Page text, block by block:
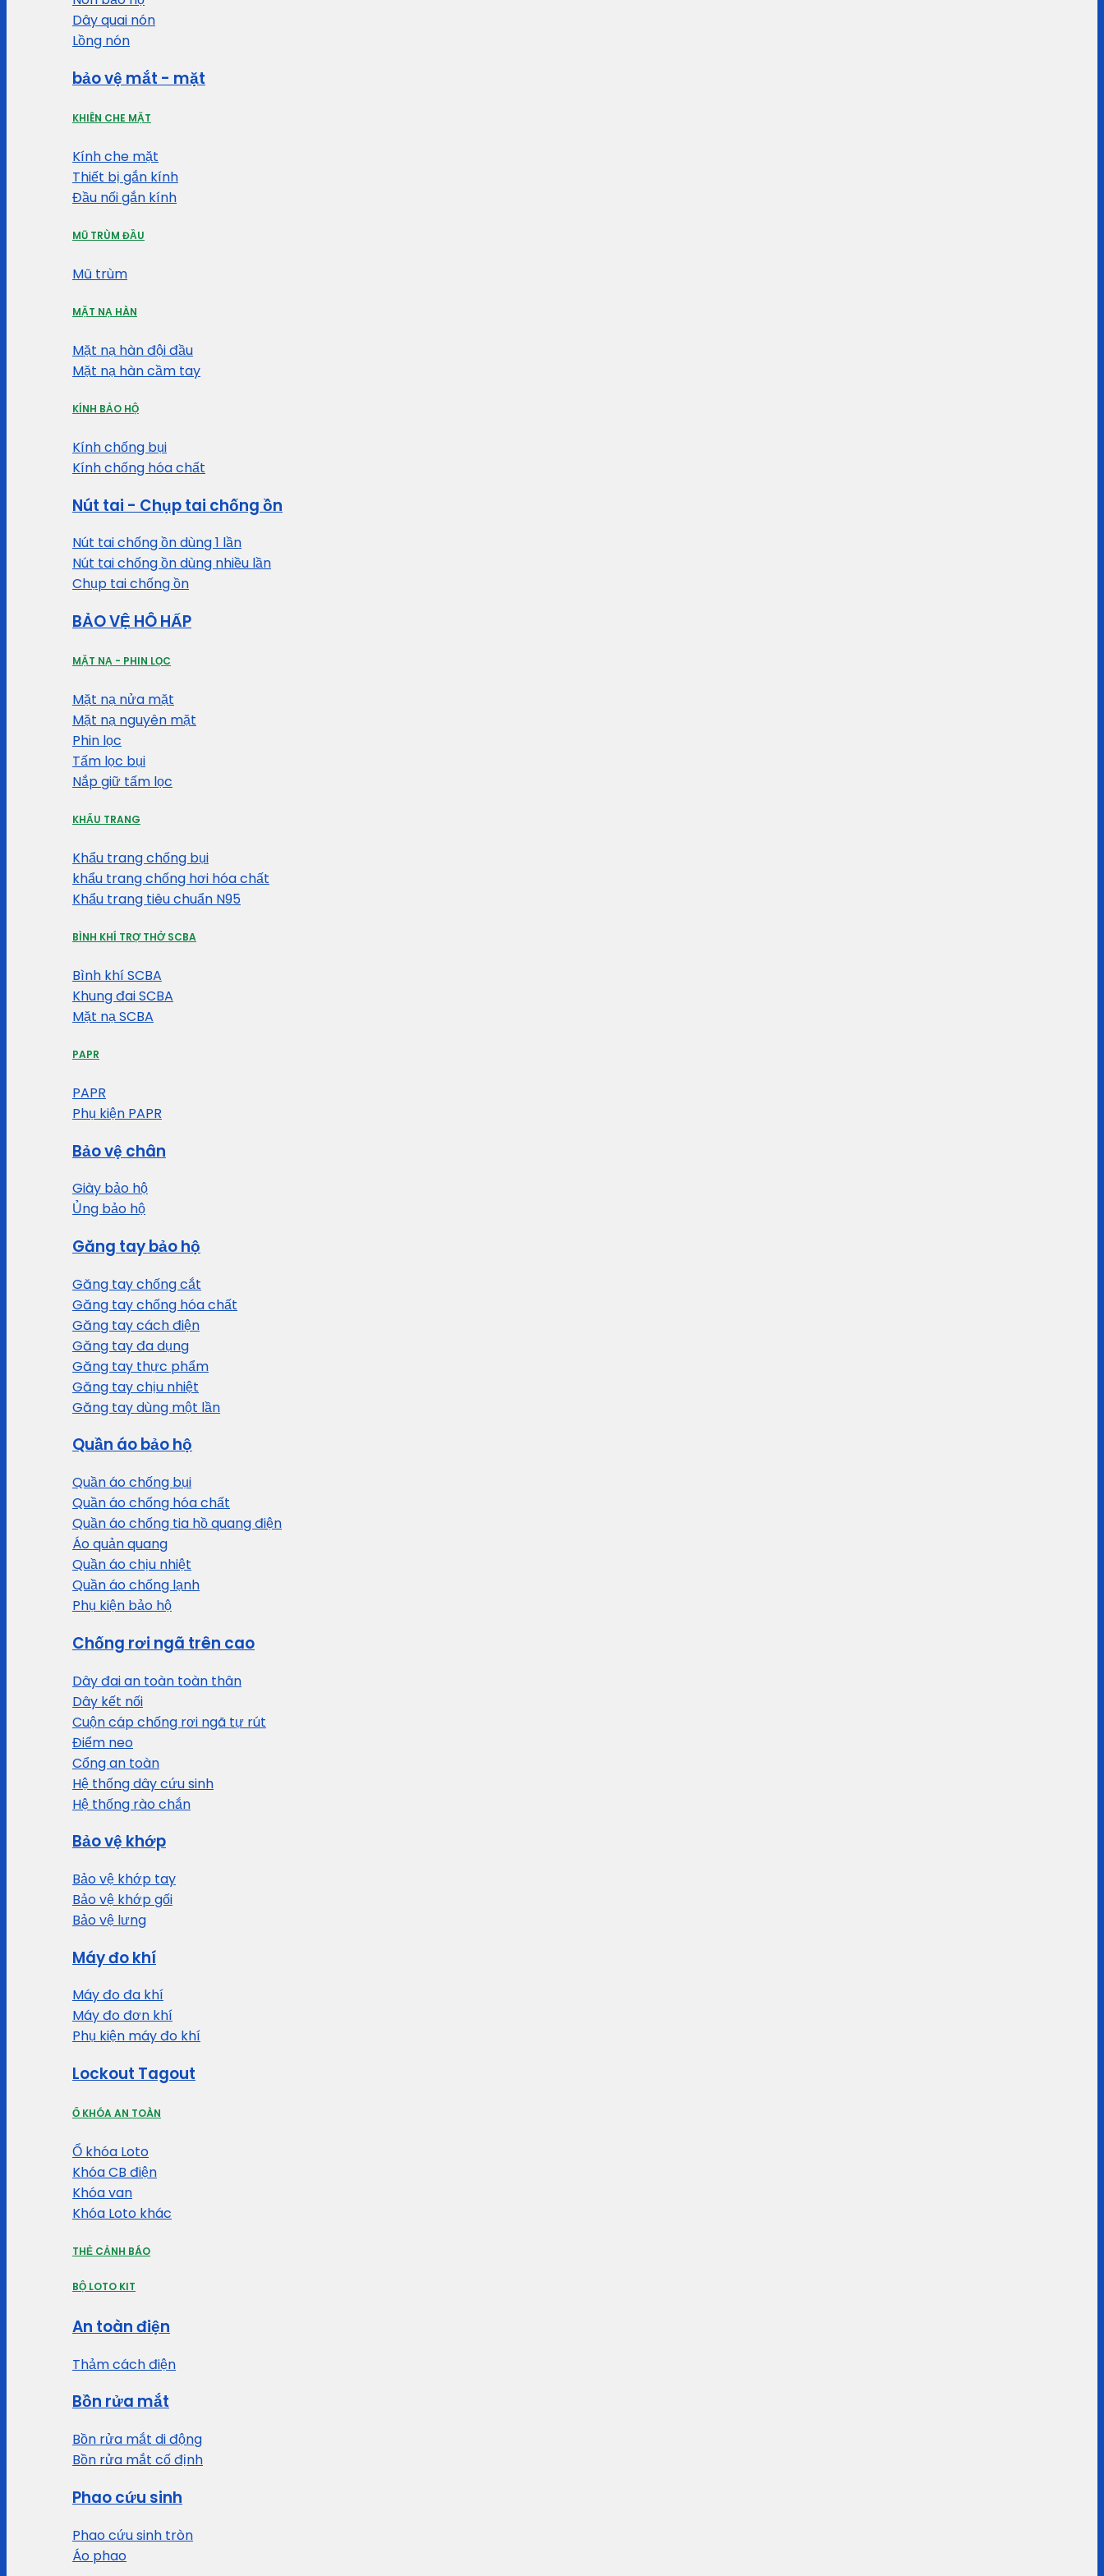
Dây quai nón
Lồng nón
bảo vệ mắt - mặt
KHIÊN CHE MẶT
Kính che mặt
Thiết bị gắn kính
Đầu nối gắn kính
MŨ TRÙM ĐẦU
Mũ trùm
MẶT NẠ HÀN
Mặt nạ hàn đội đầu
Mặt nạ hàn cầm tay
KÍNH BẢO HỘ
Kính chống bụi
Kính chống hóa chất
Nút tai - Chụp tai chống ồn
Nút tai chống ồn dùng 1 lần
Nút tai chống ồn dùng nhiều lần
Chụp tai chống ồn
BẢO VỆ HÔ HẤP
MẶT NẠ - PHIN LỌC
Mặt nạ nửa mặt
Mặt nạ nguyên mặt
Phin lọc
Tấm lọc bụi
Nắp giữ tấm lọc
KHẨU TRANG
Khẩu trang chống bụi
khẩu trang chống hơi hóa chất
Khẩu trang tiêu chuẩn N95
BÌNH KHÍ TRỢ THỞ SCBA
Bình khí SCBA
Khung đai SCBA
Mặt nạ SCBA
PAPR
PAPR
Phụ kiện PAPR
Bảo vệ chân
Giày bảo hộ
Ủng bảo hộ
Găng tay bảo hộ
Găng tay chống cắt
Găng tay chống hóa chất
Găng tay cách điện
Găng tay đa dụng
Găng tay thực phẩm
Găng tay chịu nhiệt
Găng tay dùng một lần
Quần áo bảo hộ
Quần áo chống bụi
Quần áo chống hóa chất
Quần áo chống tia hồ quang điện
Áo quản quang
Quần áo chịu nhiệt
Quần áo chống lạnh
Phụ kiện bảo hộ
Chống rơi ngã trên cao
Dây đai an toàn toàn thân
Dây kết nối
Cuộn cáp chống rơi ngã tự rút
Điểm neo
Cổng an toàn
Hệ thống dây cứu sinh
Hệ thống rào chắn
Bảo vệ khớp
Bảo vệ khớp tay
Bảo vệ khớp gối
Bảo vệ lưng
Máy đo khí
Máy đo đa khí
Máy đo đơn khí
Phụ kiện máy đo khí
Lockout Tagout
Ổ KHÓA AN TOÀN
Ổ khóa Loto
Khóa CB điện
Khóa van
Khóa Loto khác
THẺ CẢNH BÁO
BỘ LOTO KIT
An toàn điện
Thảm cách điện
Bồn rửa mắt
Bồn rửa mắt di động
Bồn rửa mắt cố định
Phao cứu sinh
Phao cứu sinh tròn
Áo phao